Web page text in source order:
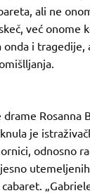
ali ne
već onome
i tragedije,
Rosanna
je
odnosno